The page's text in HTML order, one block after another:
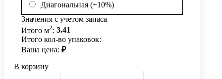
Диагональная (+10%)
Значения с учетом запаса
Итого м2: 3.41
Итого кол-во упаковок:
Ваша цена: ₽
В корзину